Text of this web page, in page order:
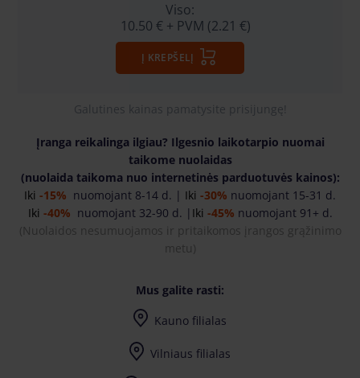
Viso:
10.50 € + PVM (2.21 €)
Į KREPŠELĮ
Galutines kainas pamatysite prisijungę!
Įranga reikalinga ilgiau? Ilgesnio laikotarpio nuomai
taikome nuolaidas
(nuolaida taikoma nuo internetinės parduotuvės kainos):
Iki -15% nuomojant 8-14 d. | Iki -30% nuomojant 15-31 d.
Iki -40% nuomojant 32-90 d. | Iki -45% nuomojant 91+ d.
( Nuolaidos nesumuojamos ir pritaikomos įrangos grąžinimo
metu)
Mus galite rasti:
Kauno filialas
Vilniaus filialas